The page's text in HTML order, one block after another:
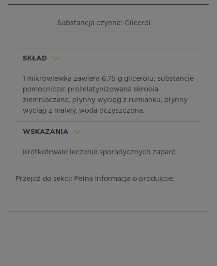
Substancja czynna: Glicerol
SKŁAD
1 mikrowlewka zawiera 6,75 g glicerolu; substancje
pomocnicze: preżelatynizowana skrobia
ziemniaczana, płynny wyciąg z rumianku, płynny
wyciąg z malwy, woda oczyszczona.
WSKAZANIA
Krótkotrwałe leczenie sporadycznych zaparć.
Przejdź do sekcji Pełna Informacja o produkcie.